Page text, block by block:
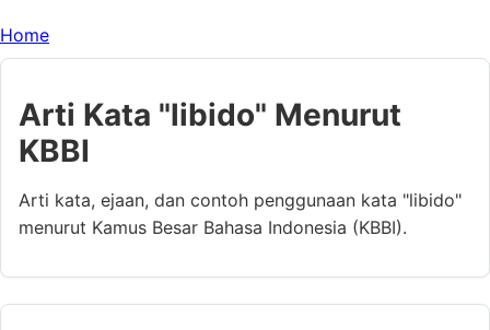
Home
Arti Kata "libido" Menurut
KBBI
Arti kata, ejaan, dan contoh penggunaan kata "libido"
menurut Kamus Besar Bahasa Indonesia (KBBI).